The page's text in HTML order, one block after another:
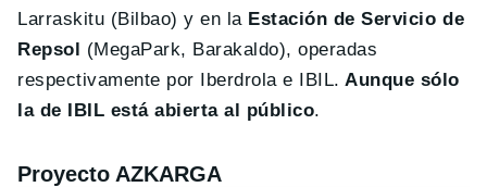
Larraskitu (Bilbao) y en la Estación de Servicio de
Repsol (MegaPark, Barakaldo), operadas
respectivamente por Iberdrola e IBIL. Aunque sólo
la de IBIL está abierta al público.
Proyecto AZKARGA